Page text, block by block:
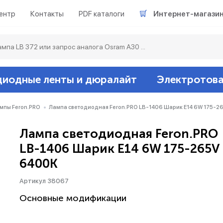
Контакты PDF каталоги Интернет-магазин
Светодиодные
Люминесцентные
Акцентное
Светильники
ленты и дюралайт
Ленты
Дюралайт
Датчики
Звонки и
Гирлянды белт-
Прочее
Feron.PRO Лампа светодиодная Feron.PRO LB-1406 Шарик E14 6W 175-
Лампа светодиодная Feron.PRO
LB-1406 Шарик E14 6W 175-265V
6400K
Артикул 38067
Основные модификации